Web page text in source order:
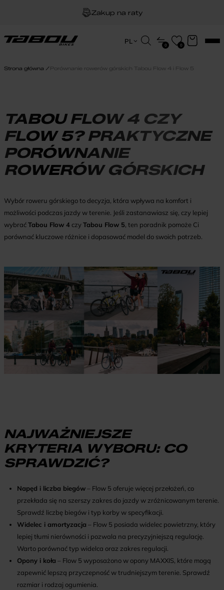
Zakup na raty
Dożywotnia gwarancja na ramę
PL
Wyszukiwarka
produktów
0 0
Strona główna Porównanie rowerów górskich Tabou Flow 4 i Flow 5
TABOU FLOW 4 CZY
FLOW 5? PRAKTYCZNE
PORÓWNANIE
ROWERÓW GÓRSKICH
Wybór roweru górskiego to decyzja, która wpływa na komfort i
możliwości podczas jazdy w terenie. Jeśli zastanawiasz się, czy lepiej
wybraćTabou Flow 4 czy Tabou Flow 5 , ten poradnik pomoże Ci
porównać kluczowe różnice i dopasować model do swoich potrzeb.
NAJWAŻNIEJSZE
KRYTERIA WYBORU: CO
SPRAWDZIĆ?
Napęd i liczba biegów– Flow 5 oferuje więcej przełożeń, co
przekłada się na szerszy zakres do jazdy w zróżnicowanym terenie.
Sprawdź liczbę biegów i typ korby w specyfikacji.
Widelec i amortyzacja – Flow 5 posiada widelec powietrzny, który
lepiej tłumi nierówności i pozwala na precyzyjniejszą regulację.
Warto porównać typ widelca oraz zakres regulacji.
Opony i koła – Flow 5 wyposażono w opony MAXXIS, które mogą
zapewnić lepszą przyczepność w trudniejszym terenie. Sprawdź
rozmiar i rodzaj ogumienia.